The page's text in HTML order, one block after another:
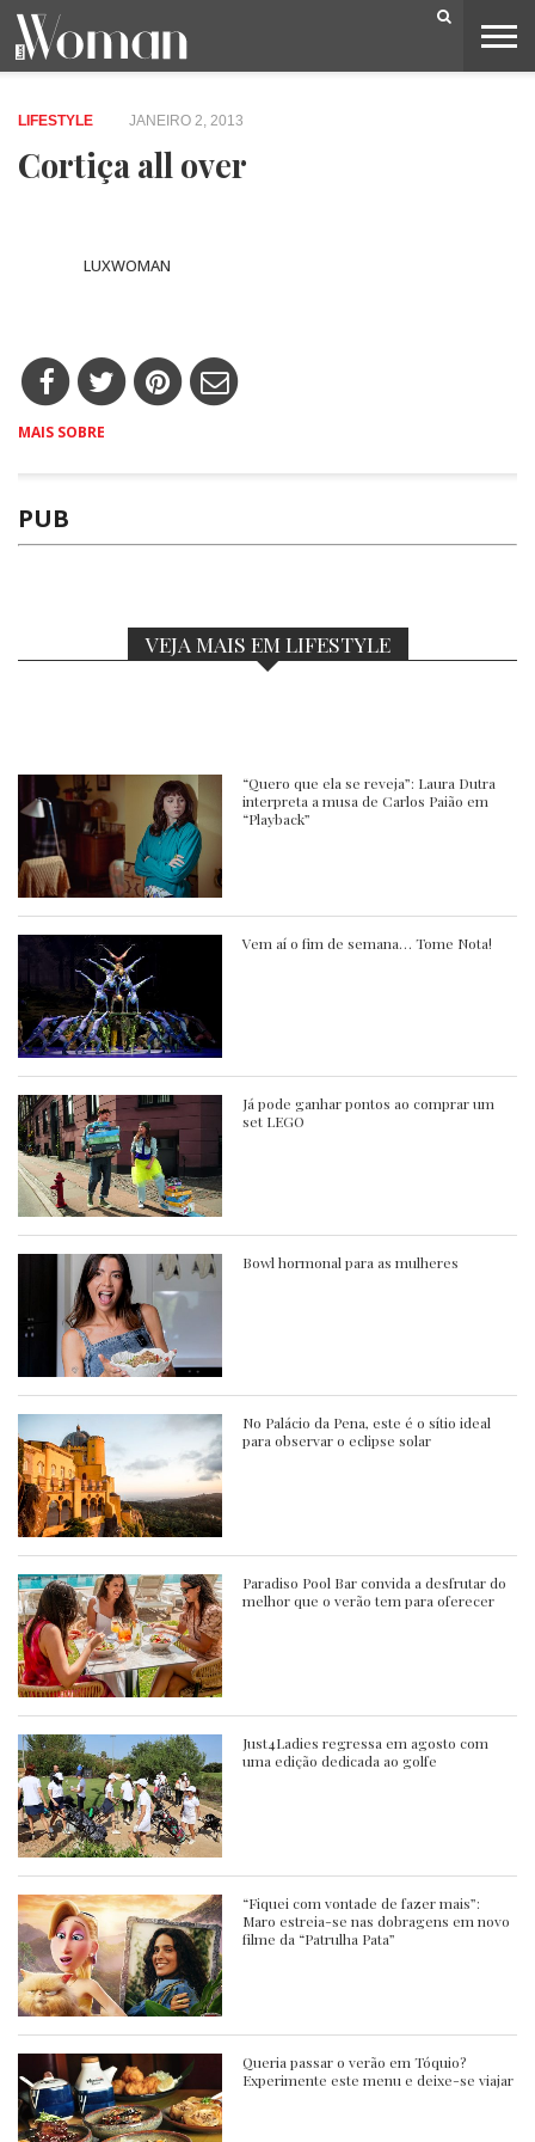
BELEZA
CAPA
LIFESTYLE
MODA
OPINIÃO
PESSOAS
SOCIEDADE
VIDEOS
LIFESTYLE JANEIRO 2, 2013
Cortiça all over
LUXWOMAN
MAIS SOBRE
PUB
VEJA MAIS EM LIFESTYLE
“Quero que ela se reveja”: Laura Dutra
interpreta a musa de Carlos Paião em
“Playback”
Vem aí o fim de semana… Tome Nota!
Já pode ganhar pontos ao comprar um
set LEGO
Bowl hormonal para as mulheres
No Palácio da Pena, este é o sítio ideal
para observar o eclipse solar
Paradiso Pool Bar convida a desfrutar do
melhor que o verão tem para oferecer
Just4Ladies regressa em agosto com
uma edição dedicada ao golfe
“Fiquei com vontade de fazer mais”:
Maro estreia-se nas dobragens em novo
filme da “Patrulha Pata”
Queria passar o verão em Tóquio?
Experimente este menu e deixe-se viajar